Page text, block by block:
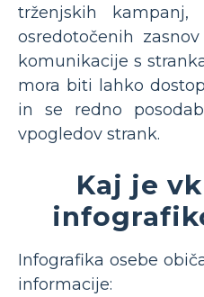
trženjskih kampanj,
osredotočenih
komunikacije s
mora biti lahko
in se redno
vpogledov strank.
Kaj je
Infografika osebe
informacije: